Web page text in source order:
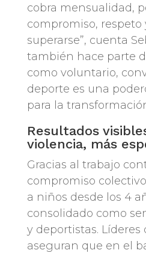
cobra mensualidad,
compromiso, respeto
superarse”, cuenta
también hace parte
como voluntario,
deporte es una
para la
Resultados
violencia, más
Gracias al trabajo
compromiso
a niños desde los 4
consolidado como
y deportistas.
aseguran que en el